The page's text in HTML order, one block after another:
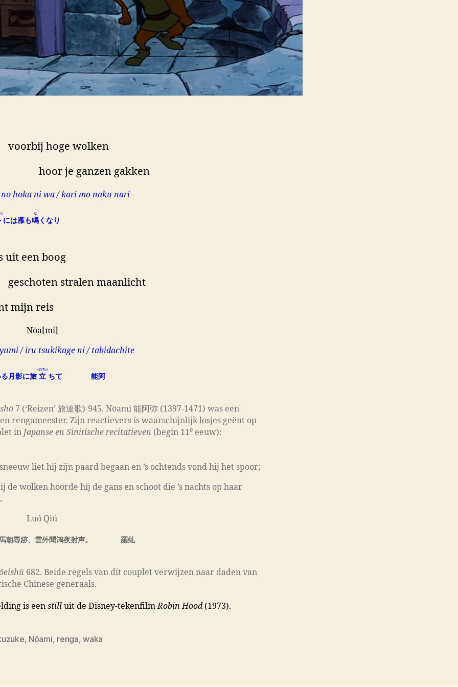
hoge wolken
je ganzen gakken
hoka ni wa / kari mo naku nari
には雁も鳴
な
くなり
uit een boog
stralen maanlicht
mijn reis
/ iru tsukikage ni / tabidachite
月影に旅 立
（だち）
ちて 能阿
7 (‘Reizen’ 旅連歌)-945. Nōami 能阿弥 (1397-1471) was een
rengameester. Zijn reactievers is waarschijnlijk losjes geënt op
in Japanse en Sinitische recitatieven (begin 11e eeuw):
liet hij zijn paard begaan en ’s ochtends vond hij het spoor;
de wolken hoorde hij de gans en schoot die ’s nachts op haar
Qiú
朝尋跡、雲外聞鴻夜射声。 羅虬
682. Beide regels van dit couplet verwijzen naar daden van
Chinese generaals.
is een still uit de Disney-tekenfilmRobin Hood(1973).
, Nōami, renga,waka